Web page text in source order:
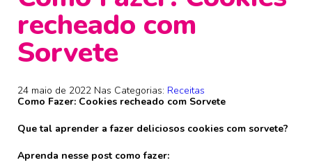
recheado com
Sorvete
24 maio de 2022 Nas Categorias: Receitas
Como Fazer: Cookies recheado com Sorvete
Que tal aprender a fazer deliciosos cookies com sorvete?
Aprenda nesse post como fazer: